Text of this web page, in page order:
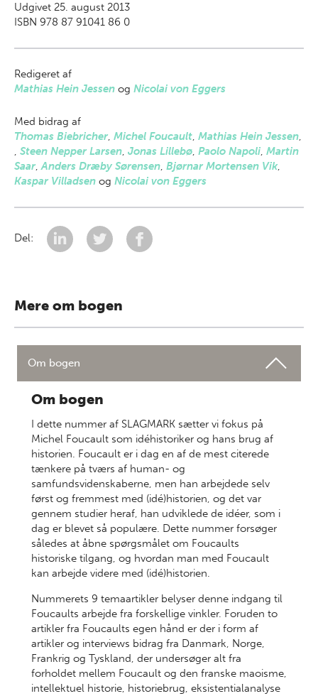
Udgivet 25. august 2013
ISBN 978 87 91041 86 0
Redigeret af
Mathias Hein Jessen og Nicolai von Eggers
Med bidrag af
Thomas Biebricher, Michel Foucault, Mathias Hein Jessen,
, Steen Nepper Larsen, Jonas Lillebø, Paolo Napoli, Martin
Saar,Anders Dræby Sørensen, Bjørnar Mortensen Vik,
Kaspar Villadsen og Nicolai von Eggers
Del:
Mere om bogen
Om bogen
Om bogen
I dette nummer af SLAGMARK sætter vi fokus på
Michel Foucault som idéhistoriker og hans brug af
historien. Foucault er i dag en af de mest citerede
tænkere på tværs af human- og
samfundsvidenskaberne, men han arbejdede selv
først og fremmest med (idé)historien, og det var
gennem studier heraf, han udviklede de idéer, som i
dag er blevet så populære. Dette nummer forsøger
således at åbne spørgsmålet om Foucaults
historiske tilgang, og hvordan man med Foucault
kan arbejde videre med (idé)historien.
Nummerets 9 temaartikler belyser denne indgang til
Foucaults arbejde fra forskellige vinkler. Foruden to
artikler fra Foucaults egen hånd er der i form af
artikler og interviews bidrag fra Danmark, Norge,
Frankrig og Tyskland, der undersøger alt fra
forholdet mellem Foucault og den franske maoisme,
intellektuel historie, historiebrug, eksistentialanalyse